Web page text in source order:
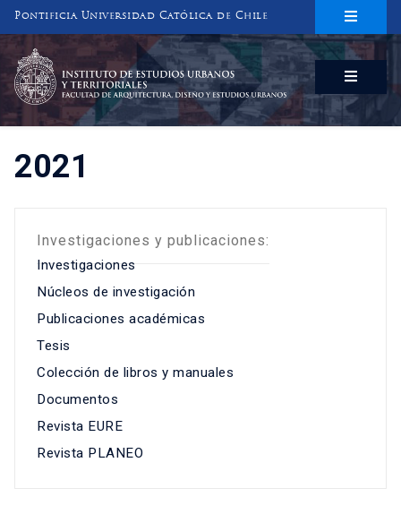
Pontificia Universidad Católica de Chile
INSTITUTO DE ESTUDIOS URBANOS
Y TERRITORIALES
2021
Investigaciones y publicaciones:
Investigaciones
Núcleos de investigación
Publicaciones académicas
Tesis
Colección de libros y manuales
Documentos
Revista EURE
Revista PLANEO